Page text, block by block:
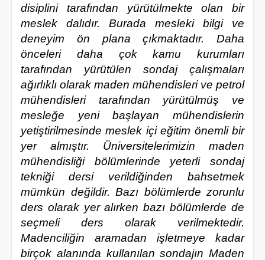
disiplini tarafından yürütülmekte olan bir
meslek dalıdır. Burada mesleki bilgi ve
deneyim ön plana çıkmaktadır. Daha
önceleri daha çok kamu kurumları
tarafından yürütülen sondaj çalışmaları
ağırlıklı olarak maden mühendisleri ve petrol
mühendisleri tarafından yürütülmüş ve
mesleğe yeni başlayan mühendislerin
yetiştirilmesinde meslek içi eğitim önemli bir
yer almıştır. Üniversitelerimizin maden
mühendisliği bölümlerinde yeterli sondaj
tekniği dersi verildiğinden bahsetmek
mümkün değildir. Bazı bölümlerde zorunlu
ders olarak yer alırken bazı bölümlerde de
seçmeli ders olarak verilmektedir.
Madenciliğin aramadan işletmeye kadar
birçok alanında kullanılan sondajın Maden